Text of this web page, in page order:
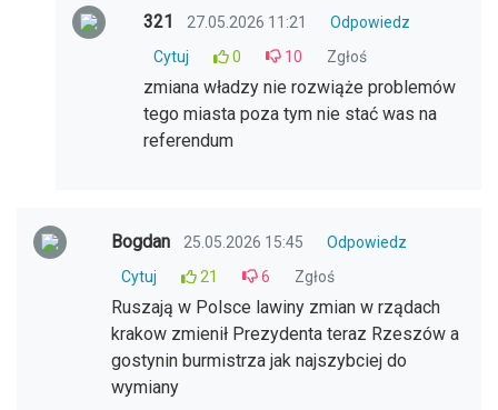
321 27.05.2026 11:21
Odpowiedz
Cytuj
0 10 Zgłoś
zmiana władzy nie rozwiąże problemów
tego miasta poza tym nie stać was na
referendum
Bogdan 25.05.2026 15:45
Odpowiedz
Cytuj
21 6 Zgłoś
Ruszają w Polsce lawiny zmian w rządach
krakow zmienił Prezydenta teraz Rzeszów a
gostynin burmistrza jak najszybciej do
wymiany